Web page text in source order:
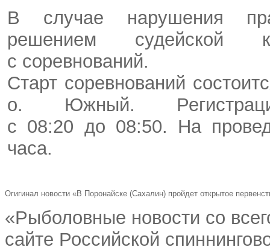
В случае нарушения
решением судейской
с соревнований.
Старт соревнований
о. Южный.
с 08:20 до 08:50. На
часа.
Огигинал новости «В Поронайске (Сахалин) пройдет открытое
«Рыболовные новости со
сайте Российской